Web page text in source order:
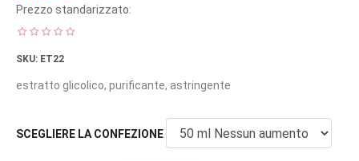
Prezzo standarizzato:
SKU: ET22
estratto glicolico, purificante, astringente
SCEGLIERE LA CONFEZIONE